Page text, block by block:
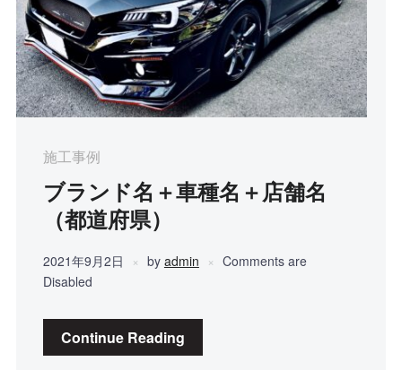
施工事例
ブランド名＋車種名＋店舗名
（都道府県）
2021年9月2日 by admin
Comments are
Disabled
Continue Reading